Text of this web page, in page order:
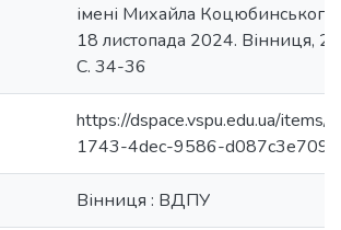
імені Михайла
18 листопада 2024. Вінниця,
С. 34-36
https://dspace.vspu.edu.ua/
1743-4dec-9586-
Вінниця : ВДПУ